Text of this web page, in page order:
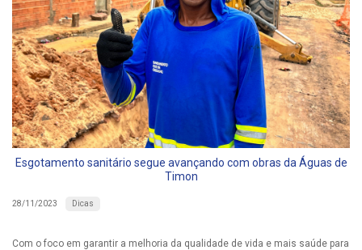
Esgotamento sanitário segue avançando com obras da Águas de
Timon
28/11/2023 Dicas
Com o foco em garantir a melhoria da qualidade de vida e mais saúde para